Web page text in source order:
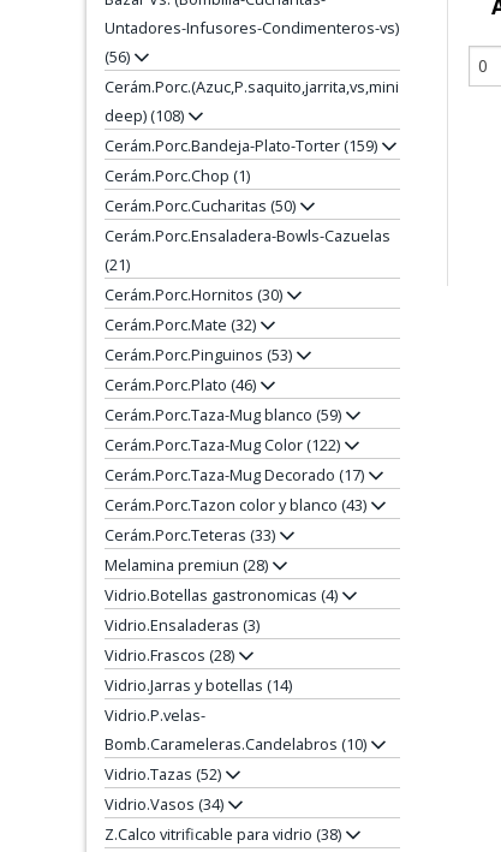
Untadores-Infusores-Condimenteros-vs)
(56)
Cerám.Porc.(Azuc,P.saquito,jarrita,vs,mini
deep) (108)
Cerám.Porc.Bandeja-Plato-Torter (159)
Cerám.Porc.Chop (1)
Cerám.Porc.Cucharitas (50)
Cerám.Porc.Ensaladera-Bowls-Cazuelas
(21)
Cerám.Porc.Hornitos (30)
Cerám.Porc.Mate (32)
Cerám.Porc.Pinguinos (53)
Cerám.Porc.Plato (46)
Cerám.Porc.Taza-Mug blanco (59)
Cerám.Porc.Taza-Mug Color (122)
Cerám.Porc.Taza-Mug Decorado (17)
Cerám.Porc.Tazon color y blanco (43)
Cerám.Porc.Teteras (33)
Melamina premiun (28)
Vidrio.Botellas gastronomicas (4)
Vidrio.Ensaladeras (3)
Vidrio.Frascos (28)
Vidrio.Jarras y botellas (14)
Vidrio.P.velas-
Bomb.Carameleras.Candelabros (10)
Vidrio.Tazas (52)
Vidrio.Vasos (34)
Z.Calco vitrificable para vidrio (38)